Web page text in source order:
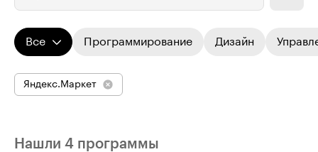
Все Программирование Дизайн
Яндекс.Маркет
Нашли 4 программы